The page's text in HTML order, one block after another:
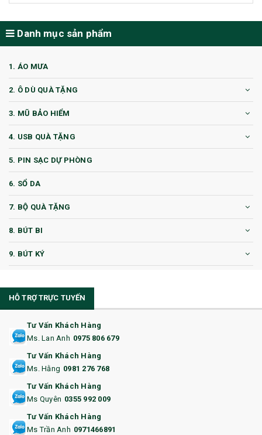
Danh mục sản phẩm
1. ÁO MƯA
2. Ô DÙ QUÀ TẶNG
3. MŨ BẢO HIỂM
4. USB QUÀ TẶNG
5. PIN SẠC DỰ PHÒNG
6. SỔ DA
7. BỘ QUÀ TẶNG
8. BÚT BI
9. BÚT KÝ
11. CỐC/BÌNH GIỮ NHIỆT
12. BÌNH NƯỚC
13. QUÀ TẶNG CAO CẤP
14. HỘP/VÍ ĐỰNG NAMECARD
15. BỘ BẤM MÓNG
16. BAO HỘ CHIẾU
HỖ TRỢ TRỰC TUYẾN
Tư Vấn Khách Hàng
Ms. Lan Anh 0975 806 679
Tư Vấn Khách Hàng
Ms. Hằng 0981 276 768
Tư Vấn Khách Hàng
Ms Quyên 0355 992 009
Tư Vấn Khách Hàng
Ms Trần Anh 0971466891